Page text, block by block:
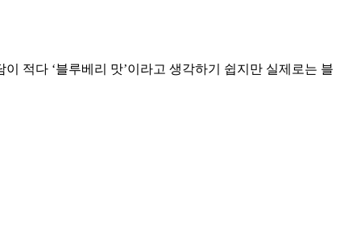
적다 ‘블루베리 맛’이라고 생각하기 쉽지만 실제로는 블